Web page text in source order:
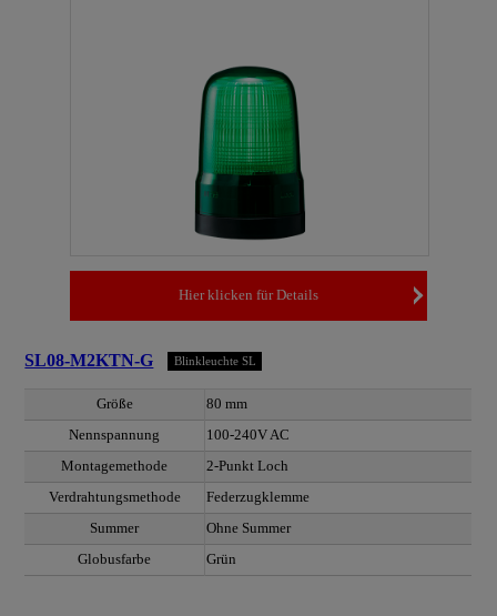
Hier klicken für Details
SL08-M2KTN-G Blinkleuchte SL
Größe
80 mm
Nennspannung
100-240V AC
Montagemethode
2-Punkt Loch
Verdrahtungsmethode
Federzugklemme
Summer
Ohne Summer
Globusfarbe
Grün